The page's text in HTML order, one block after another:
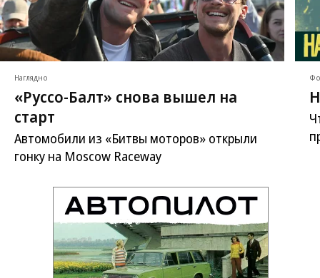
Наглядно
«Руссо-Балт» снова вышел на
старт
Автомобили из «Битвы моторов» открыли
гонку на Moscow Raceway